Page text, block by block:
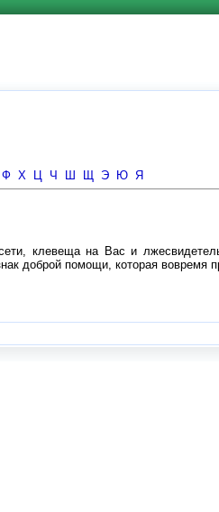
Ф Х Ц Ч Ш Щ Э Ю Я
клевеща на Вас и
доброй помощи, которая вовремя